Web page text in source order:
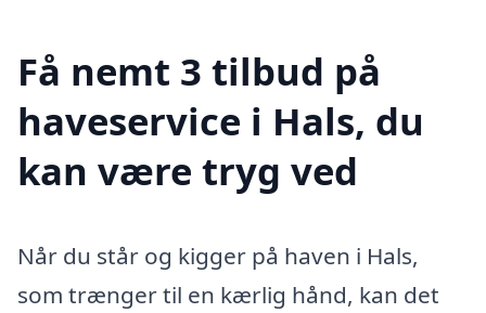
Få nemt 3 tilbud på
haveservice i Hals, du
kan være tryg ved
Når du står og kigger på haven i Hals,
som trænger til en kærlig hånd, kan det